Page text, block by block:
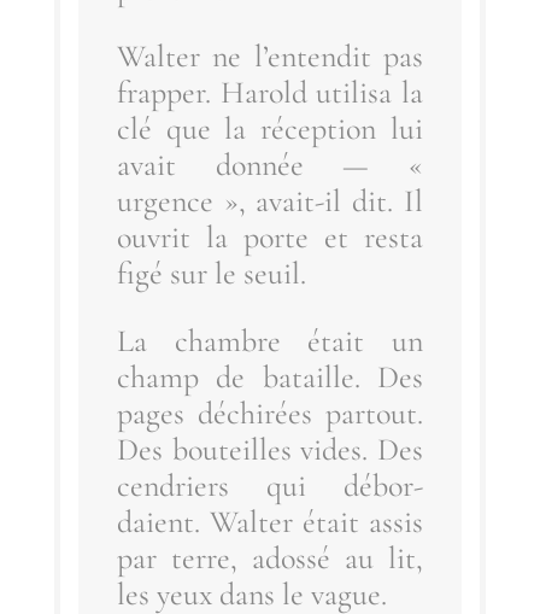
Wal­ter ne l’en­ten­dit pas
frap­per. Harold uti­li­sa la
clé que la récep­tion lui
avait don­née — «
urgence », avait-il dit. Il
ouvrit la porte et res­ta
figé sur le seuil.
La chambre était un
champ de bataille. Des
pages déchi­rées par­tout.
Des bou­teilles vides. Des
cen­driers qui débor­
daient. Wal­ter était assis
par terre, ados­sé au lit,
les yeux dans le vague.